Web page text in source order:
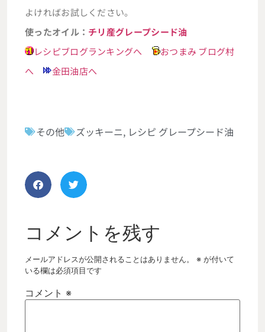
よければお試しください。
使ったオイル： チリ産グレープシード油
レシピブログランキングへ
おつまみ ブログ村
へ
金田油店へ
その他 ズッキーニ, レシピ グレープシード油
コメントを残す
メールアドレスが公開されることはありません。 ※ が付いて
いる欄は必須項目です
コメント ※